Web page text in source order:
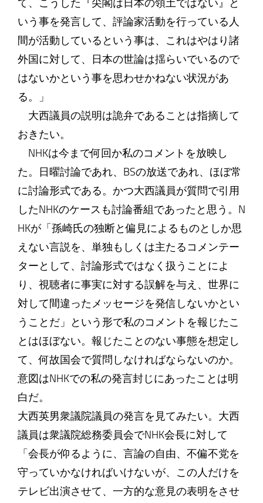
て、こうした『尖閣は日本の領土ではない』と
いう事を発言して、評論家活動を行っている人
間が活動しているという事は、これはやはり諸
外国に対して、日本の世論は揺らいでいるので
はないかという事を思わせかねない状況があ
る。」
大西議員の説明は詭弁であることは指摘して
おきたい。
NHKは今まで何回か私のコメントを放映し
た。日曜討論であれ、BSの放送であれ、ほぼ常
に討論形式である。かつ大西議員が質問で引用
したNHKのケースも討論番組であったと思う。N
HKが「孫崎氏の独断と偏見によるものとしか思
えない言説を、単独もしくは主たるコメンテー
ターとして、討論形式ではなく扱うことによ
り、視聴者に事実に対する誤解を与え、世界に
対して間違ったメッセージを発信しないかとい
うことだ」という形で私のコメントを報じたこ
とはほぼない。報じたことのない事態を想定し
て、何故国会で質問しなければならないのか。
意図はNHKでの私の発言封じにあったことは明
白だ。
大西英男衆議院議員の発言を見てみたい。大西
議員は衆議院総務委員会でNHK会長に対して
「会長が仰るように、言論の自由、不偏不党を
守っていかなければいけないが、この人だけを
テレビ出演させて、一方的な意見の表明をさせ